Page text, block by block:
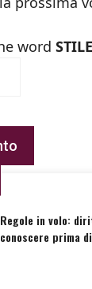
word
Regole in volo:
conoscere prima